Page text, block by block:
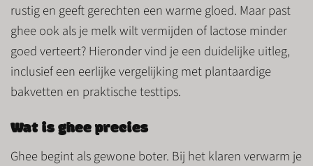
rustig en geeft gerechten een warme gloed. Maar past
ghee ook als je melk wilt vermijden of lactose minder
goed verteert? Hieronder vind je een duidelijke uitleg,
inclusief een eerlijke vergelijking met plantaardige
bakvetten en praktische testtips.
Wat is ghee precies
Ghee begint als gewone boter. Bij het klaren verwarm je